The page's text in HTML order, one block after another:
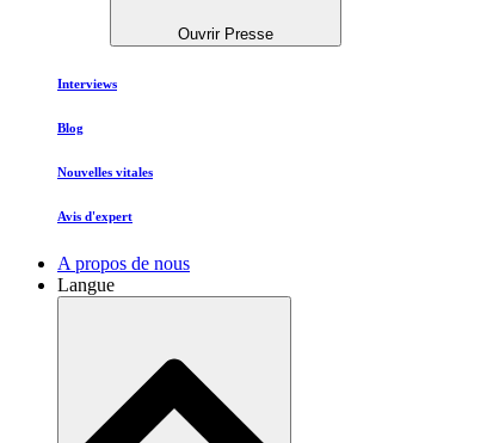
Ouvrir Presse
Interviews
Blog
Nouvelles vitales
Avis d'expert
A propos de nous
Langue